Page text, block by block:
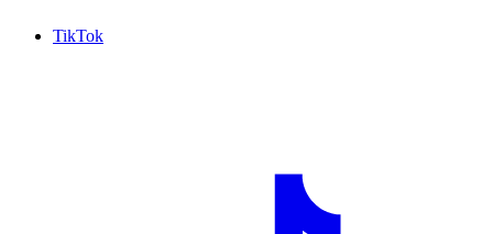
TikTok